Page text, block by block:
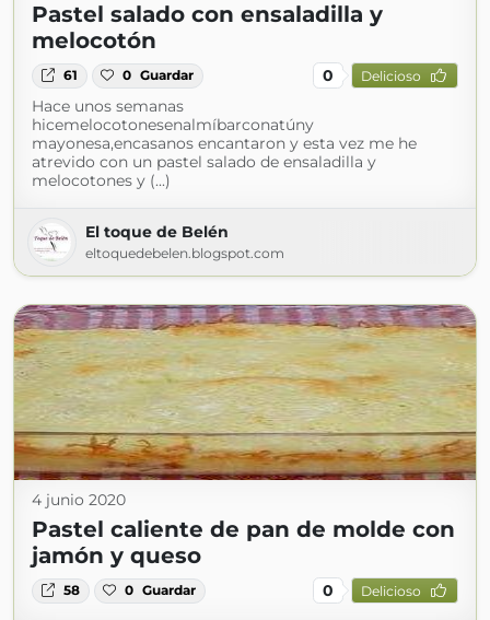
Pastel salado con ensaladilla y
melocotón
61 0 Guardar 0 Delicioso
Hace unos semanas
hicemelocotonesenalmíbarconatúny
mayonesa,encasanos encantaron y esta vez me he
atrevido con un pastel salado de ensaladilla y
melocotones y (...)
El toque de Belén
eltoquedebelen.blogspot.com
4 junio 2020
Pastel caliente de pan de molde con
jamón y queso
58 0 Guardar 0 Delicioso